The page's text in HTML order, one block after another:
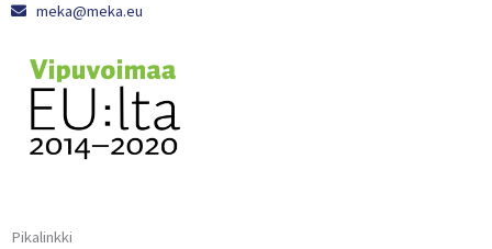
meka@meka.eu
Pikalinkki